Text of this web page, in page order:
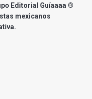
Editorial Guíaaaa ®
mexicanos